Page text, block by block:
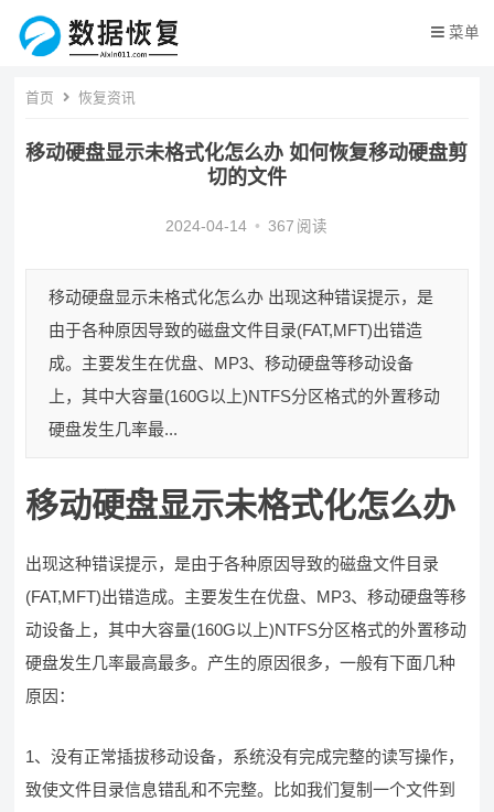
菜单
首页 恢复资讯
移动硬盘显示未格式化怎么办 如何恢复移动硬盘剪
切的文件
2024-04-14 • 367 阅读
移动硬盘显示未格式化怎么办 出现这种错误提示，是
由于各种原因导致的磁盘文件目录(FAT,MFT)出错造
成。主要发生在优盘、MP3、移动硬盘等移动设备
上，其中大容量(160G以上)NTFS分区格式的外置移动
硬盘发生几率最...
移动硬盘显示未格式化怎么办
出现这种错误提示，是由于各种原因导致的磁盘文件目录
(FAT,MFT)出错造成。主要发生在优盘、MP3、移动硬盘等移
动设备上，其中大容量(160G以上)NTFS分区格式的外置移动
硬盘发生几率最高最多。产生的原因很多，一般有下面几种
原因：
1、没有正常插拔移动设备，系统没有完成完整的读写操作，
致使文件目录信息错乱和不完整。比如我们复制一个文件到